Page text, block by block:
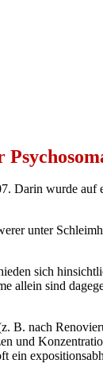
Darin wurde
unter
sich
allein sind
nach
und